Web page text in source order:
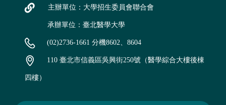
主辦單位：大學招生委員會聯合會
承辦單位：臺北醫學大學
(02)2736-1661 分機8602、8604
110 臺北市信義區吳興街250號（醫學綜合大樓後棟
四樓）